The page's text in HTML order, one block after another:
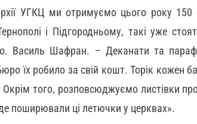
УГКЦ ми отримуємо цього року 150
і Підгородньому, такі уже
Василь Шафран. – Деканати та
їх робило за свій кошт. Торік кожен
того, розповсюджуємо листівки
поширювали ці летючки у церквах».